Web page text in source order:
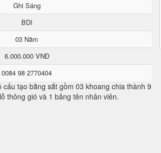
Ghi Sáng
BDI
03 Năm
6.000.000 VNĐ
0084 98 2770404
tạo bằng sắt gồm 03 khoang chia thành 9
thông gió và 1 bảng tên nhân viên.